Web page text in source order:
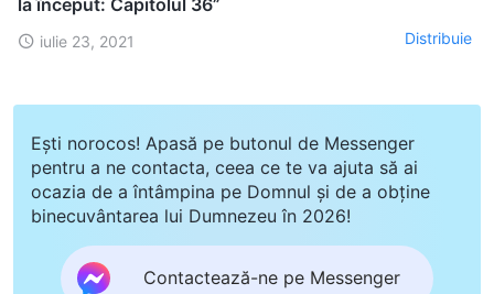
iulie 23, 2021 Distribuie
Ești norocos! Apasă pe butonul de Messenger
pentru a ne contacta, ceea ce te va ajuta să ai
ocazia de a întâmpina pe Domnul și de a obține
binecuvântarea lui Dumnezeu în 2026!
Contactează-ne pe Messenger